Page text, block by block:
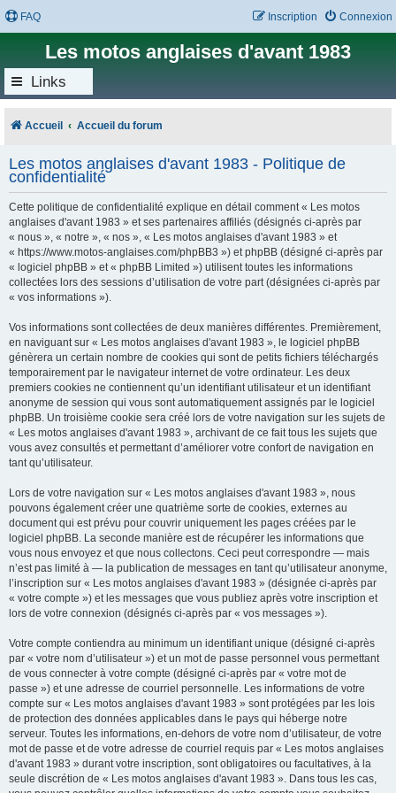
FAQ Connexion
Inscription
Les motos anglaises d'avant 1983
Links
Accueil Accueil du forum
Les motos anglaises d'avant 1983 - Politique de
confidentialité
Cette politique de confidentialité explique en détail comment « Les motos
anglaises d'avant 1983 » et ses partenaires affiliés (désignés ci-après par
« nous », « notre », « nos », « Les motos anglaises d'avant 1983 » et
« https://www.motos-anglaises.com/phpBB3 ») et phpBB (désigné ci-après par
« logiciel phpBB » et « phpBB Limited ») utilisent toutes les informations
collectées lors des sessions d’utilisation de votre part (désignées ci-après par
« vos informations »).
Vos informations sont collectées de deux manières différentes. Premièrement,
en naviguant sur « Les motos anglaises d'avant 1983 », le logiciel phpBB
génèrera un certain nombre de cookies qui sont de petits fichiers téléchargés
temporairement par le navigateur internet de votre ordinateur. Les deux
premiers cookies ne contiennent qu’un identifiant utilisateur et un identifiant
anonyme de session qui vous sont automatiquement assignés par le logiciel
phpBB. Un troisième cookie sera créé lors de votre navigation sur les sujets de
« Les motos anglaises d'avant 1983 », archivant de ce fait tous les sujets que
vous avez consultés et permettant d’améliorer votre confort de navigation en
tant qu’utilisateur.
Lors de votre navigation sur « Les motos anglaises d'avant 1983 », nous
pouvons également créer une quatrième sorte de cookies, externes au
document qui est prévu pour couvrir uniquement les pages créées par le
logiciel phpBB. La seconde manière est de récupérer les informations que
vous nous envoyez et que nous collectons. Ceci peut correspondre — mais
n’est pas limité à — la publication de messages en tant qu’utilisateur anonyme,
l’inscription sur « Les motos anglaises d'avant 1983 » (désignée ci-après par
« votre compte ») et les messages que vous publiez après votre inscription et
lors de votre connexion (désignés ci-après par « vos messages »).
Votre compte contiendra au minimum un identifiant unique (désigné ci-après
par « votre nom d’utilisateur ») et un mot de passe personnel vous permettant
de vous connecter à votre compte (désigné ci-après par « votre mot de
passe ») et une adresse de courriel personnelle. Les informations de votre
compte sur « Les motos anglaises d'avant 1983 » sont protégées par les lois
de protection des données applicables dans le pays qui héberge notre
serveur. Toutes les informations, en-dehors de votre nom d’utilisateur, de votre
mot de passe et de votre adresse de courriel requis par « Les motos anglaises
d'avant 1983 » durant votre inscription, sont obligatoires ou facultatives, à la
seule discrétion de « Les motos anglaises d'avant 1983 ». Dans tous les cas,